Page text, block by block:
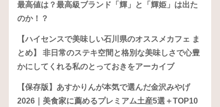
最高値は？最高級ブランド「輝」と「輝姫」は出た
のか！？
【ハイセンスで美味しい石川県のオススメカフェ ま
とめ】 非日常のステキ空間と格別な美味しさで心豊
かにしてくれる私のとっておきをアーカイブ
【保存版】あすかりんが本気で選んだ金沢みやげ
2026｜美食家に薦めるプレミアム土産5選＋TOP10